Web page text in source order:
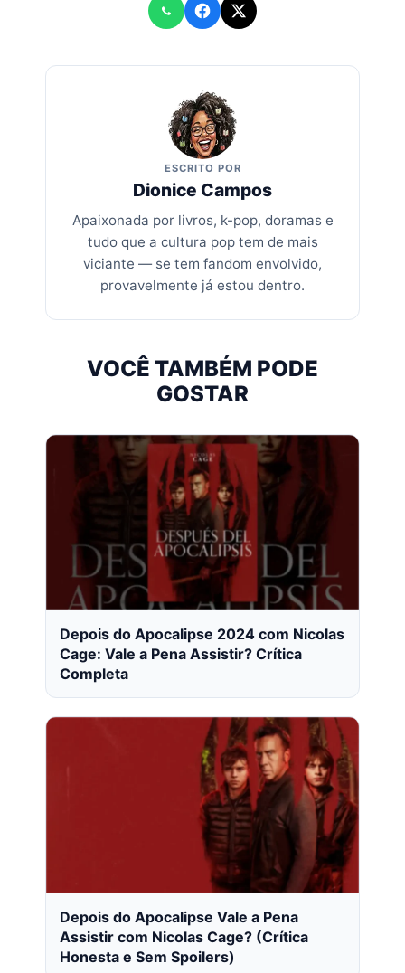
ESCRITO POR
Dionice Campos
Apaixonada por livros, k-pop, doramas e
tudo que a cultura pop tem de mais
viciante — se tem fandom envolvido,
provavelmente já estou dentro.
VOCÊ TAMBÉM PODE
GOSTAR
Depois do Apocalipse 2024 com Nicolas
Cage: Vale a Pena Assistir? Crítica
Completa
Depois do Apocalipse Vale a Pena
Assistir com Nicolas Cage? (Crítica
Honesta e Sem Spoilers)